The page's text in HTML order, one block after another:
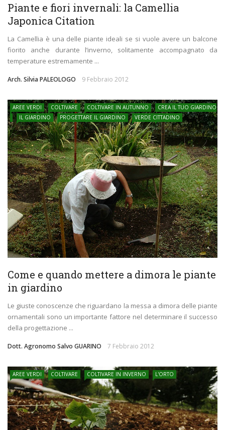
Piante e fiori invernali: la Camellia
Japonica Citation
La Camellia è una delle piante ideali se si vuole avere un balcone
fiorito anche durante l’inverno, solitamente accompagnato da
temperature estremamente ...
Arch. Silvia PALEOLOGO 9 Febbraio 2012
AREE VERDI COLTIVARE COLTIVARE IN AUTUNNO
CREA IL TUO GIARDINO
IL GIARDINO
PROGETTARE IL GIARDINO VERDE CITTADINO
Come e quando mettere a dimora le piante
in giardino
Le giuste conoscenze che riguardano la messa a dimora delle piante
ornamentali sono un importante fattore nel determinare il successo
della progettazione ...
Dott. Agronomo Salvo GUARINO 7 Febbraio 2012
AREE VERDI COLTIVARE COLTIVARE IN INVERNO L'ORTO